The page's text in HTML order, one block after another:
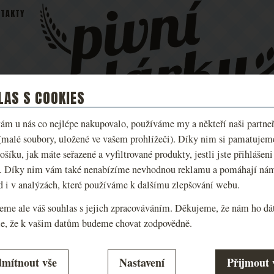
S COOKIES
u nás co nejlépe nakupovalo, používáme my a někteří naši
soubory, uložené ve vašem prohlížeči). Díky nim si
jak máte seřazené a vyfiltrované produkty, jestli jste
Díky nim vám také nenabízíme nevhodnou reklamu a pomáhají
i v analýzách, které používáme k dalšímu zlepšování webu.
ale váš souhlas s jejich zpracováváním. Děkujeme, že nám ho
že k vašim datům budeme chovat zodpovědně.
souhlasů s kategoriemi cookies
vše Nastavení Přijmout
vyzvednout si Vaši objednávku na některé z poboček
Zásilkovny dovézt na Vaši adresu.
když zvolíte jako způsob dopravy
Zásil kovnu?
MALEŠOVSKÁ
PIVA
PIVNÍ
KOSMETIKA
DEGUSTACE
ZÁŽITKY